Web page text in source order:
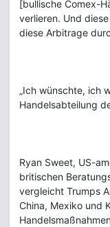
[bullische Comex-
verlieren. Und
diese Arbitrage
„Ich wünschte, ich
Handelsabteilung
Ryan Sweet, US-
britischen
vergleicht Trumps
China, Mexiko und